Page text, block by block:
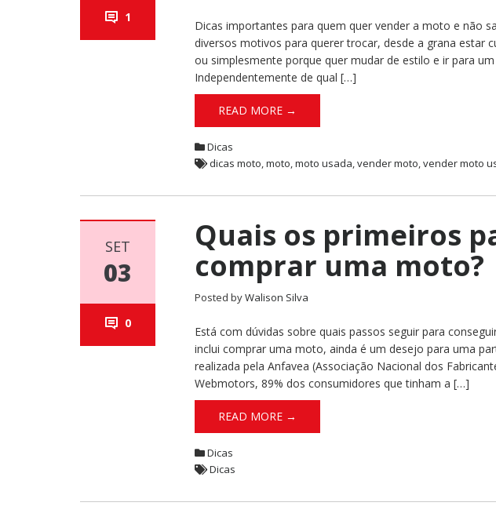
1
Dicas importantes para quem quer vender a moto e não
diversos motivos para querer trocar, desde a grana estar
ou simplesmente porque quer mudar de estilo e ir para
Independentemente de qual […]
READ MORE →
Dicas
dicas moto,moto,moto usada,vender moto,vender moto
SET
03
0
Quais os primeiros
comprar uma moto?
Posted byWalison Silva
Está com dúvidas sobre quais passos seguir para
inclui comprar uma moto, ainda é um desejo para uma
realizada pela Anfavea (Associação Nacional dos
Webmotors, 89% dos consumidores que tinham a […]
READ MORE →
Dicas
Dicas